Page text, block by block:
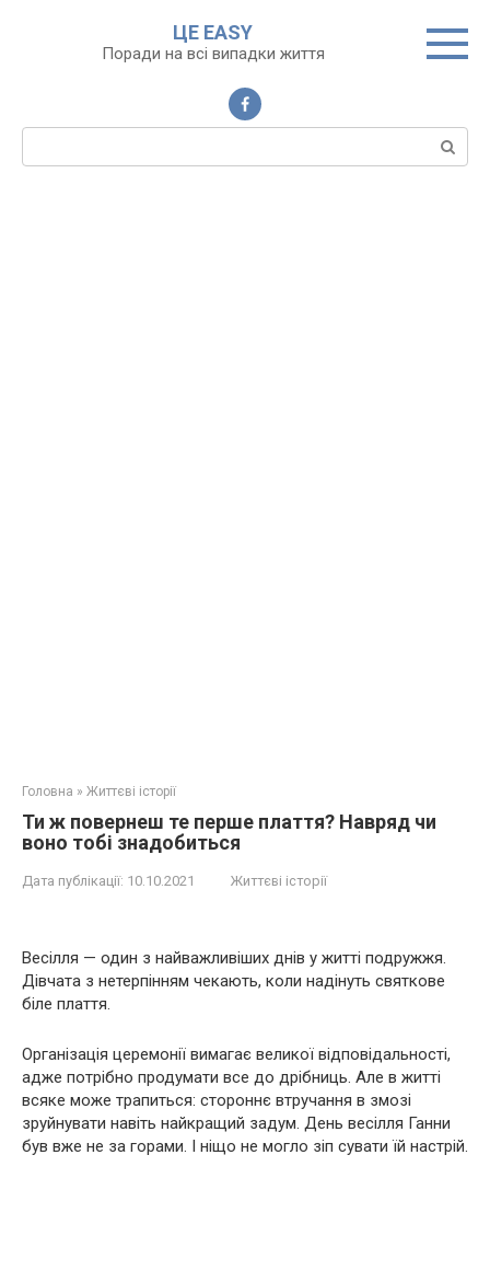
ЦЕ EASY
Поради на всі випадки життя
Пошук:
Головна » Життєві історії
Ти ж повернеш те перше плаття? Навряд чи
воно тобі знадобиться
Дата публікації: 10.10.2021 Життєві історії
Весілля — один з найважливіших днів у житті подружжя.
Дівчата з нетерпінням чекають, коли надінуть святкове
біле плаття.
Організація церемонії вимагає великої відповідальності,
адже потрібно продумати все до дрібниць. Але в житті
всяке може трапиться: стороннє втручання в змозі
зруйнувати навіть найкращий задум. День весілля Ганни
був вже не за горами. І ніщо не могло зіп сувати їй настрій.